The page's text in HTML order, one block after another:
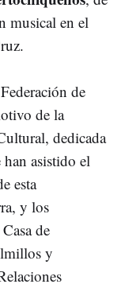
musical en el
de
de la
dedicada
han asistido el
esta
y los
de
y